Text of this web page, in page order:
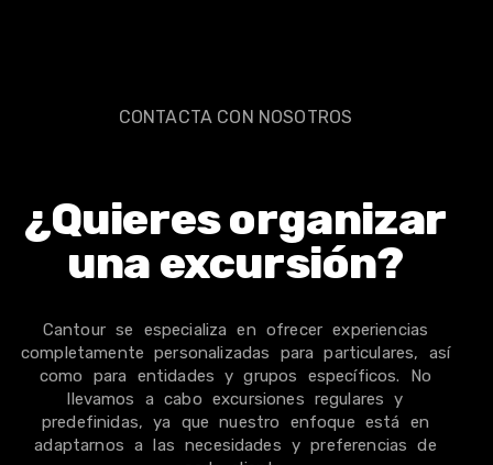
CONTACTA CON NOSOTROS
¿Quieres organizar
una excursión?
Cantour se especializa en ofrecer experiencias
completamente personalizadas para particulares, así
como para entidades y grupos específicos. No
llevamos a cabo excursiones regulares y
predefinidas, ya que nuestro enfoque está en
adaptarnos a las necesidades y preferencias de